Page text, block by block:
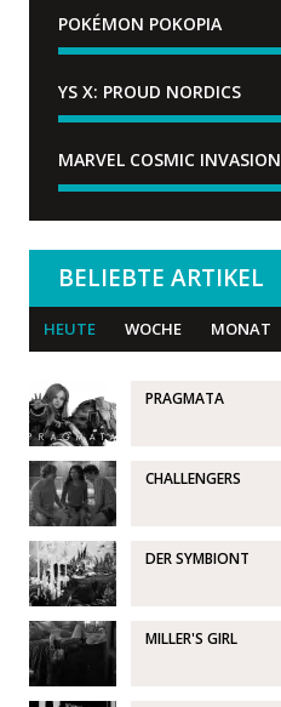
POKÉMON POKOPIA
YS X: PROUD NORDICS
MARVEL COSMIC INVASION
BELIEBTE ARTIKEL
HEUTE WOCHE MONAT
PRAGMATA
CHALLENGERS
DER SYMBIONT
MILLER'S GIRL